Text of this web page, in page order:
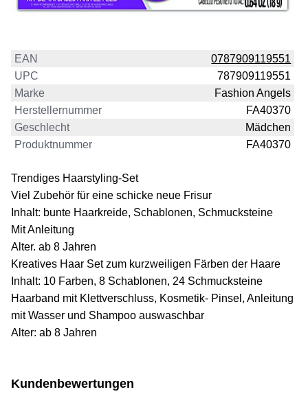
EAN
0787909119551
UPC
787909119551
Marke
Fashion Angels
Herstellernummer
FA40370
Geschlecht
Mädchen
Produktnummer
FA40370
Trendiges Haarstyling-Set
Viel Zubehör für eine schicke neue Frisur
Inhalt: bunte Haarkreide, Schablonen, Schmucksteine
Mit Anleitung
Alter. ab 8 Jahren
Kreatives Haar Set zum kurzweiligen Färben der Haare
Inhalt: 10 Farben, 8 Schablonen, 24 Schmucksteine
Haarband mit Klettverschluss, Kosmetik- Pinsel, Anleitung
mit Wasser und Shampoo auswaschbar
Alter: ab 8 Jahren
Kundenbewertungen